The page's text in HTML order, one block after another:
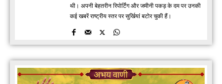
थी। अपनी बेहतरीन रिपोर्टिंग और जमीनी पकड़ के दम पर उनकी
कई खबरें राष्ट्रीय स्तर पर सुर्खियां बटोर चुकी हैं।